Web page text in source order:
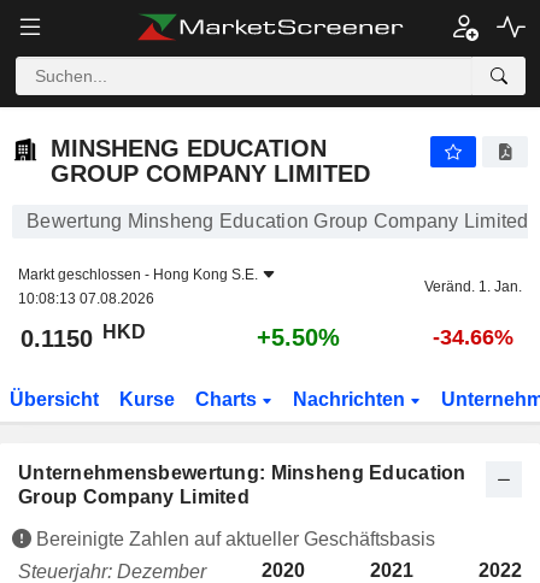
MINSHENG EDUCATION
GROUP COMPANY LIMITED
Bewertung Minsheng Education Group Company Limited
Markt geschlossen - Hong Kong S.E.
10:08:13 07.08.2026
Veränd. 1. Jan.
0.1150 HKD +5.50% -34.66%
Übersicht Kurse Charts Nachrichten
Unternehmensbewertung: Minsheng Education
Group Company Limited
Bereinigte Zahlen auf aktueller Geschäftsbasis
Steuerjahr: Dezember
2020 2021
2022